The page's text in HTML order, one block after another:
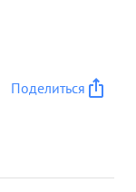
Поделиться